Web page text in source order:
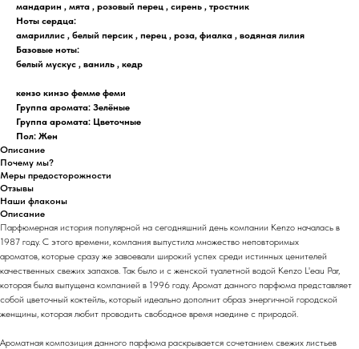
мандарин , мята , розовый перец , сирень , тростник
Ноты сердца:
амариллис , белый персик , перец , роза, фиалка , водяная лилия
Базовые ноты:
белый мускус , ваниль , кедр
кензо кинзо фемме феми
Группа аромата: Зелёные
Группа аромата: Цветочные
Пол: Жен
Описание
Почему мы?
Меры предосторожности
Отзывы
Наши флаконы
Описание
Парфюмерная история популярной на сегодняшний день компании Kenzo началась в
1987 году. С этого времени, компания выпустила множество неповторимых
ароматов, которые сразу же завоевали широкий успех среди истинных ценителей
качественных свежих запахов. Так было и с женской туалетной водой Kenzo L'eau Par,
которая была выпущена компанией в 1996 году. Аромат данного парфюма представляет
собой цветочный коктейль, который идеально дополнит образ энергичной городской
женщины, которая любит проводить свободное время наедине с природой.
Ароматная композиция данного парфюма раскрывается сочетанием свежих листьев